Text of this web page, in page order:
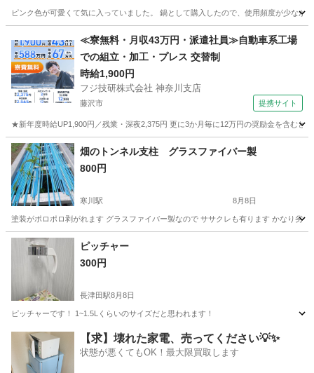
ピンク色が可愛くて気に入っていました。 鍋として購入したので、使用頻度が少な
武蔵新城駅 調理器具
≪寮無料・月収43万円・派遣社員≫自動車系工場
での組立・加工・プレス 交替制
時給1,900円
フジ技研株式会社 神奈川支店
藤沢市 提携サイト
★新年度時給UP1,900円／残業・深夜2,375円 更に3か月毎に12万円の奨励金を含む
神奈川 藤沢市 その他
畑のトンネル支柱 グラスファイバー製
800円
寒川駅 8月8日
塗装がポロポロ剥がれます グラスファイバー製なので ササクレも有ります かなり劣
神奈川 高座郡 寒川駅
ピッチャー
300円
長津田駅8月8日
ピッチャーです！ 1~1.5Lくらいのサイズだと思われます！
神奈川 長津田駅 食器
【求】壊れた家電、売ってください💡✨
状態が悪くてもOK！最大限買取します